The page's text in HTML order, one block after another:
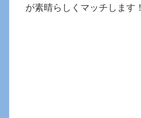
が素晴らしくマッチします！